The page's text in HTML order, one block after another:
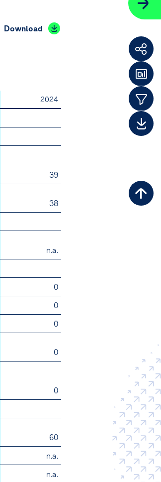
Download
2024
39
38
n.a.
0
0
0
0
0
60
n.a.
n.a.